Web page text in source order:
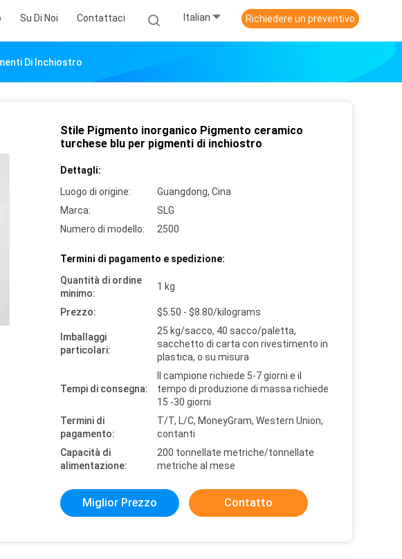
Su Di Noi Contattaci Italian Richiedere un preventivo
Di Inchiostro
Stile Pigmento inorganico Pigmento ceramico
turchese blu per pigmenti di inchiostro
Dettagli:
Luogo di origine:
Guangdong, Cina
Marca:
SLG
Numero di modello:
2500
Termini di pagamento e spedizione:
Quantità di ordine
minimo:
1 kg
Prezzo: $5.50 - $8.80/kilograms
Imballaggi
particolari:
25 kg/sacco, 40 sacco/paletta,
sacchetto di carta con rivestimento in
plastica, o su misura
Tempi di consegna:
Il campione richiede 5-7 giorni e il
tempo di produzione di massa richiede
15 -30 giorni
Termini di
pagamento:
T/T, L/C, MoneyGram, Western Union,
contanti
Capacità di
alimentazione:
200 tonnellate metriche/tonnellate
metriche al mese
Miglior Prezzo Contatto